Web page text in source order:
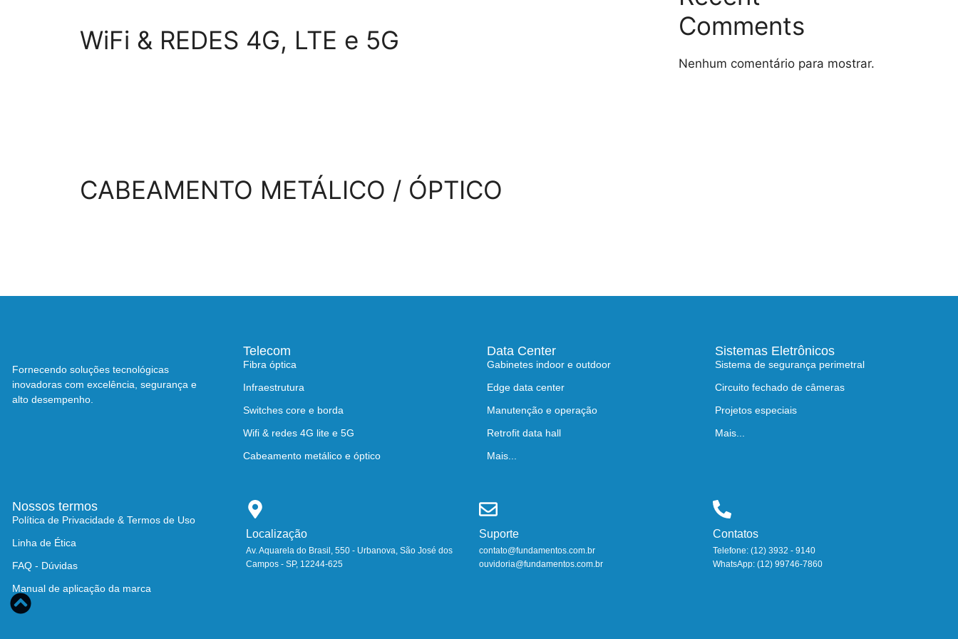
WiFi & REDES 4G, LTE e 5G
CABEAMENTO METÁLICO / ÓPTICO
Comments
Nenhum comentário para mostrar.
Fornecendo soluções tecnológicas
inovadoras com excelência, segurança e
alto desempenho.
Telecom
Fibra óptica
Infraestrutura
Switches core e borda
Wifi & redes 4G lite e 5G
Cabeamento metálico e óptico
Data Center
Gabinetes indoor e outdoor
Edge data center
Manutenção e operação
Retrofit data hall
Mais...
Sistemas Eletrônicos
Sistema de segurança perimetral
Circuito fechado de câmeras
Projetos especiais
Mais...
Nossos termos
Política de Privacidade & Termos de Uso
Linha de Ética
FAQ - Dúvidas
Manual de aplicação da marca
Localização
Av. Aquarela do Brasil, 550 - Urbanova, São José dos
Campos - SP, 12244-625
Suporte
contato@fundamentos.com.br
ouvidoria@fundamentos.com.br
Contatos
Telefone: (12) 3932 - 9140
WhatsApp: (12) 99746-7860